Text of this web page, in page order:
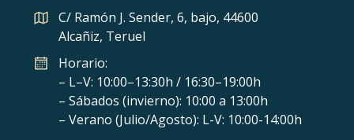
C/ Ramón J. Sender, 6, bajo, 44600
Alcañiz, Teruel
Horario:
– L–V: 10:00–13:30h / 16:30–19:00h
– Sábados (invierno): 10:00 a 13:00h
– Verano (Julio/Agosto): L-V: 10:00-14:00h